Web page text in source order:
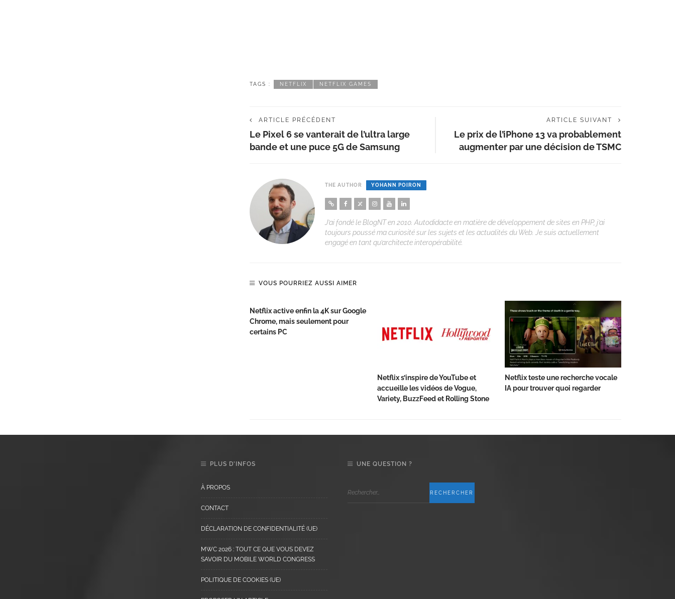
TAGS : NETFLIX NETFLIX GAMES
ARTICLE PRÉCÉDENT
Le Pixel 6 se vanterait de l’ultra large
bande et une puce 5G de Samsung
ARTICLE SUIVANT
Le prix de l’iPhone 13 va probablement
augmenter par une décision de TSMC
THE AUTHOR YOHANN POIRON
J’ai fondé le BlogNT en 2010. Autodidacte en matière de développement de sites en PHP, j’ai
toujours poussé ma curiosité sur les sujets et les actualités du Web. Je suis actuellement
engagé en tant qu’architecte interopérabilité.
VOUS POURRIEZ AUSSI AIMER
Netflix active enfin la 4K sur Google
Chrome, mais seulement pour
certains PC
Netflix s’inspire de YouTube et
accueille les vidéos de Vogue,
Variety, BuzzFeed et Rolling Stone
Netflix teste une recherche vocale
IA pour trouver quoi regarder
PLUS D’INFOS
À PROPOS
CONTACT
DÉCLARATION DE CONFIDENTIALITÉ (UE)
MWC 2026 : TOUT CE QUE VOUS DEVEZ
SAVOIR DU MOBILE WORLD CONGRESS
POLITIQUE DE COOKIES (UE)
UNE QUESTION ?